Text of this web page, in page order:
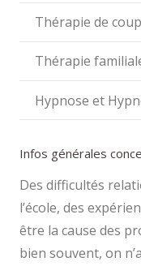
Thérapie de
Thérapie
Hypnose et
Infos générales
Des difficultés
l’école, des
être la cause des
bien souvent, on